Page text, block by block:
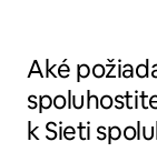
Aké
k Sieti